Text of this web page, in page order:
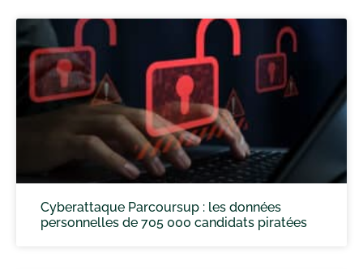
Cyberattaque Parcoursup : les données
personnelles de 705 000 candidats piratées